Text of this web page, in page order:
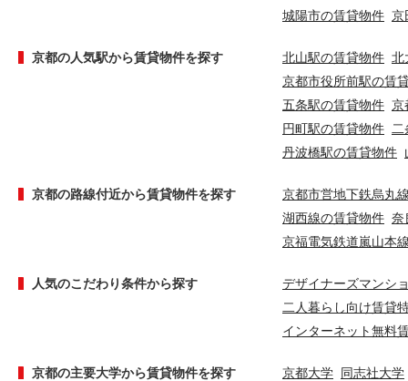
城陽市の賃貸物件 京
京都の人気駅から賃貸物件を探す 北山駅の賃貸物件 北
京都市役所前駅の賃
五条駅の賃貸物件 京
円町駅の賃貸物件
丹波橋駅の賃貸物件
京都の路線付近から賃貸物件を探す
京都市営地下鉄烏丸
湖西線の賃貸物件 奈
京福電気鉄道嵐山本
人気のこだわり条件から探す
デザイナーズマンシ
二人暮らし向け賃貸
インターネット無料
京都の主要大学から賃貸物件を探す 京都大学 同志社大学